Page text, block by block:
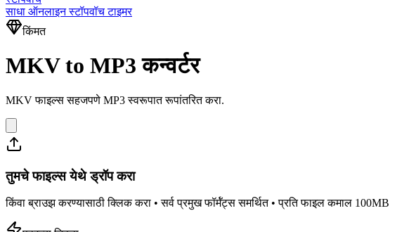
साधा ऑनलाइन स्टॉपवॉच टाइमर
किंमत
MKV to MP3 कन्वर्टर
MKV फाइल्स सहजपणे MP3 स्वरूपात रूपांतरित करा.
तुमचे फाइल्स येथे ड्रॉप करा
किंवा ब्राउझ करण्यासाठी क्लिक करा • सर्व प्रमुख फॉर्मॅट्स समर्थित • प्रति फाइल कमाल 100MB